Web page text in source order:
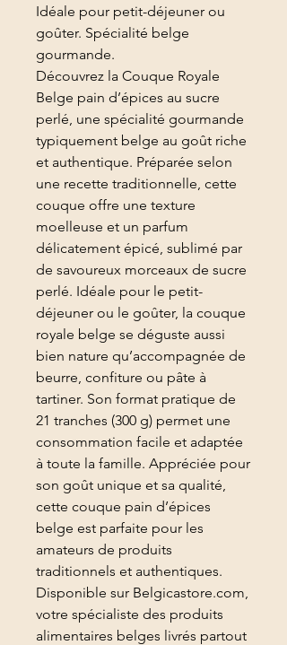
Idéale pour petit-déjeuner ou
goûter. Spécialité belge
gourmande.
Découvrez la Couque Royale
Belge pain d’épices au sucre
perlé, une spécialité gourmande
typiquement belge au goût riche
et authentique. Préparée selon
une recette traditionnelle, cette
couque offre une texture
moelleuse et un parfum
délicatement épicé, sublimé par
de savoureux morceaux de sucre
perlé. Idéale pour le petit-
déjeuner ou le goûter, la couque
royale belge se déguste aussi
bien nature qu’accompagnée de
beurre, confiture ou pâte à
tartiner. Son format pratique de
21 tranches (300 g) permet une
consommation facile et adaptée
à toute la famille. Appréciée pour
son goût unique et sa qualité,
cette couque pain d’épices
belge est parfaite pour les
amateurs de produits
traditionnels et authentiques.
Disponible sur Belgicastore.com,
votre spécialiste des produits
alimentaires belges livrés partout